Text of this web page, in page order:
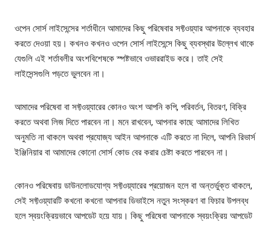
ওপেন সোর্স লাইসেন্সের শর্তাধীনে আমাদের কিছু পরিষেবার সফ্টওয়্যার আপনাকে ব্যবহার
করতে দেওয়া হয়। কখনও কখনও ওপেন সোর্স লাইসেন্সে কিছু ব্যবস্থার উল্লেখ থাকে
যেগুলি এই শর্তাবলীর অংশবিশেষকে স্পষ্টভাবে ওভাররাইড করে। তাই সেই
লাইসেন্সগুলি পড়তে ভুলবেন না।
আমাদের পরিষেবা বা সফ্টওয়্যারের কোনও অংশ আপনি কপি, পরিবর্তন, বিতরণ, বিক্রি
করতে অথবা লিজ দিতে পারবেন না। মনে রাখবেন, আপনার কাছে আমাদের লিখিত
অনুমতি না থাকলে অথবা প্রযোজ্য আইন আপনাকে এটি করতে না দিলে, আপনি রিভার্স
ইঞ্জিনিয়ার বা আমাদের কোনো সোর্স কোড বের করার চেষ্টা করতে পারবেন না।
কোনও পরিষেবায় ডাউনলোডযোগ্য সফ্টওয়্যারের প্রয়োজন হলে বা অন্তর্ভুক্ত থাকলে,
সেই সফ্টওয়্যারটি কখনো কখনো আপনার ডিভাইসে নতুন সংস্করণ বা ফিচার উপলব্ধ
হলে স্বয়ংক্রিয়ভাবে আপডেট হয়ে যায়। কিছু পরিষেবা আপনাকে স্বয়ংক্রিয় আপডেট